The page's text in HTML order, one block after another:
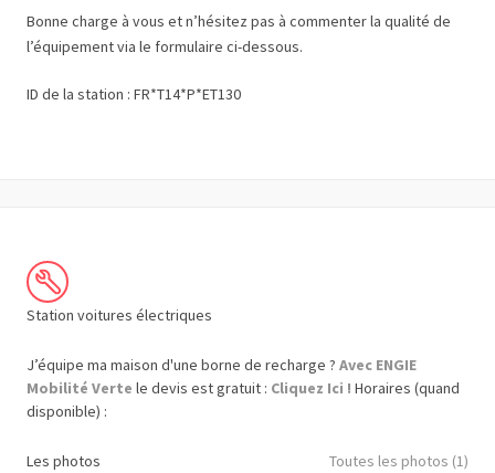
Bonne charge à vous et n’hésitez pas à commenter la qualité de
l’équipement via le formulaire ci-dessous.
ID de la station : FR*T14*P*ET130
Station voitures électriques
J’équipe ma maison d'une borne de recharge ? Avec ENGIE
Mobilité Verte le devis est gratuit : Cliquez Ici ! Horaires (quand
disponible) :
Les photos Toutes les photos (1)